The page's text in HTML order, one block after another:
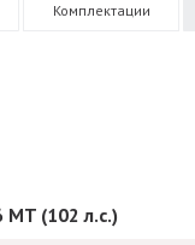
Комплектации
(102 л.с.)